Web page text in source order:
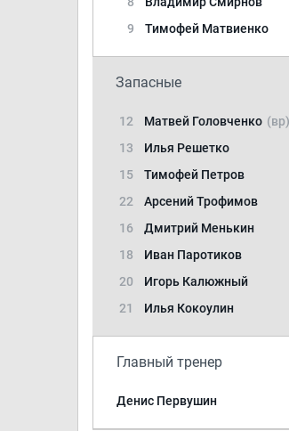
9
Тимофей Матвиенко
Запасные
12 Матвей Головченко (вр)
13
Илья Решетко
15
Тимофей Петров
22
Арсений Трофимов
16
Дмитрий Менькин
18
Иван Паротиков
20
Игорь Калюжный
21
Илья Кокоулин
Главный тренер
Денис Первушин